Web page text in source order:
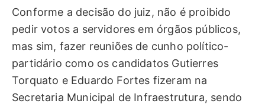
Conforme a decisão do juiz, não é proibido
pedir votos a servidores em órgãos públicos,
mas sim, fazer reuniões de cunho político-
partidário como os candidatos Gutierres
Torquato e Eduardo Fortes fizeram na
Secretaria Municipal de Infraestrutura, sendo